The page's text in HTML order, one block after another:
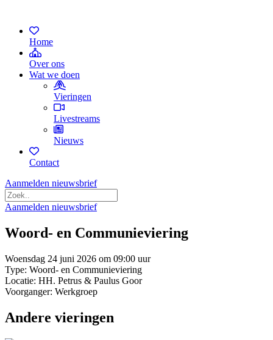
Home
Over ons
Wat we doen
Vieringen
Livestreams
Nieuws
Contact
Aanmelden nieuwsbrief
Aanmelden nieuwsbrief
Woord- en Communieviering
Woensdag 24 juni 2026 om 09:00 uur
Type: Woord- en Communieviering
Locatie: HH. Petrus & Paulus Goor
Voorganger: Werkgroep
Andere vieringen